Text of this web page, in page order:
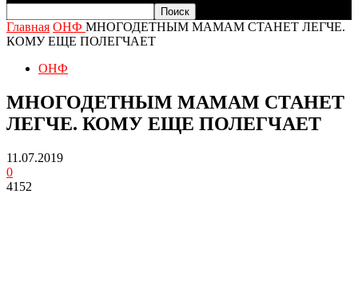
Главная ОНФ МНОГОДЕТНЫМ МАМАМ СТАНЕТ ЛЕГЧЕ.
КОМУ ЕЩЕ ПОЛЕГЧАЕТ
ОНФ
МНОГОДЕТНЫМ МАМАМ СТАНЕТ
ЛЕГЧЕ. КОМУ ЕЩЕ ПОЛЕГЧАЕТ
11.07.2019
0
4152